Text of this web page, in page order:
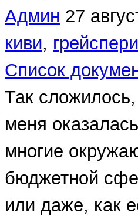
Админ 27
киви,
Список
Так
меня
многие
бюджетной
или даже, как